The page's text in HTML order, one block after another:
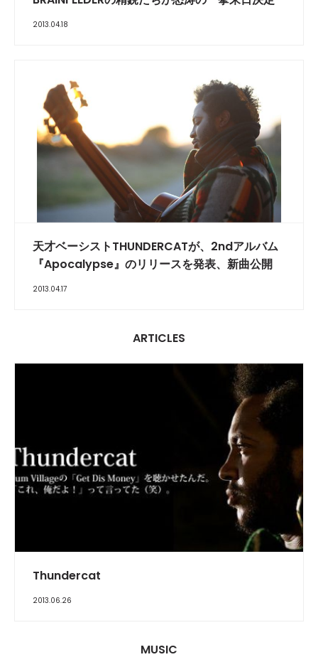
2013.04.18
天才ベーシストTHUNDERCATが、2ndアルバム
『Apocalypse』のリリースを発表、新曲公開
2013.04.17
ARTICLES
Thundercat
2013.06.26
MUSIC